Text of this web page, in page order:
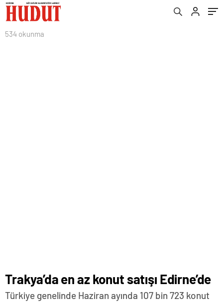
534 okunma
Trakya’da en az konut satışı Edirne’de
Türkiye genelinde Haziran ayında 107 bin 723 konut